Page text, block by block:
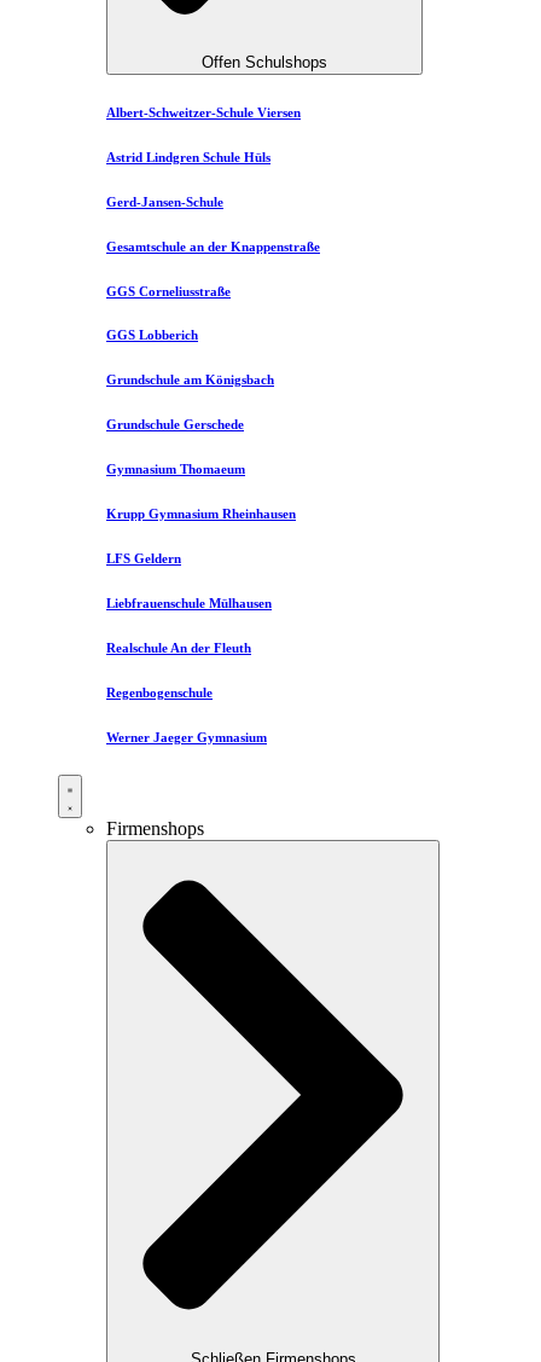
Offen Schulshops
Albert-Schweitzer-Schule Viersen
Astrid Lindgren Schule Hüls
Gerd-Jansen-Schule
Gesamtschule an der Knappenstraße
GGS Corneliusstraße
GGS Lobberich
Grundschule am Königsbach
Grundschule Gerschede
Gymnasium Thomaeum
Krupp Gymnasium Rheinhausen
LFS Geldern
Liebfrauenschule Mülhausen​
Realschule An der Fleuth
Regenbogenschule
Werner Jaeger Gymnasium
Firmenshops